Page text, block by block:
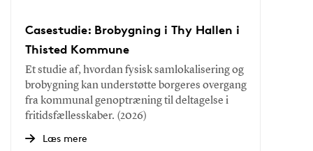
Casestudie: Brobygning i Thy Hallen i
Thisted Kommune
Et studie af, hvordan fysisk samlokalisering og
brobygning kan understøtte borgeres overgang
fra kommunal genoptræning til deltagelse i
fritidsfællesskaber. (2026)
Læs mere